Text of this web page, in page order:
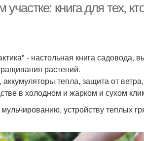
книга для тех,
- настольная книга садовода,
растений.
тепла, защита от
в холодном и жарком и сухом
устройству теплых